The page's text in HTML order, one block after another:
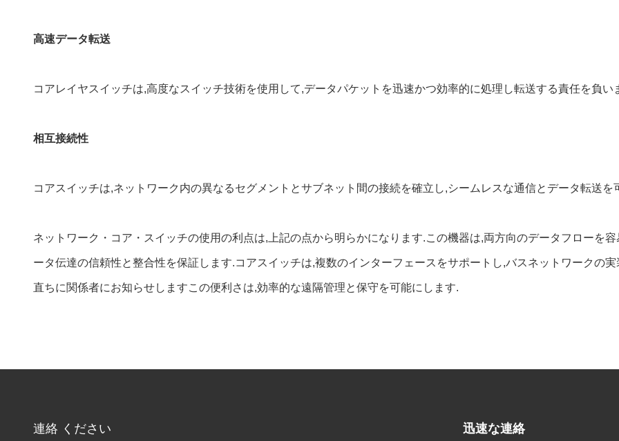
高速データ転送
コアレイヤスイッチは,高度なスイッチ技術を使用して,データパケットを迅速かつ効率的に処理し転送する責任を負い
相互接続性
コアスイッチは,ネットワーク内の異なるセグメントとサブネット間の接続を確立し,シームレスな通信とデータ転送を
ネットワーク・コア・スイッチの使用の利点は,上記の点から明らかになります.この機器は,両方向のデータフローを
ータ伝達の信頼性と整合性を保証します.コアスイッチは,複数のインターフェースをサポートし,バスネットワークの
直ちに関係者にお知らせしますこの便利さは,効率的な遠隔管理と保守を可能にします.
連絡 ください 迅速な連絡